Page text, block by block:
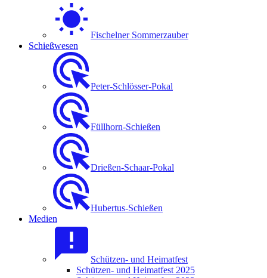
Fischelner Sommerzauber
Schießwesen
Peter-Schlösser-Pokal
Füllhorn-Schießen
Drießen-Schaar-Pokal
Hubertus-Schießen
Medien
Schützen- und Heimatfest
Schützen- und Heimatfest 2025